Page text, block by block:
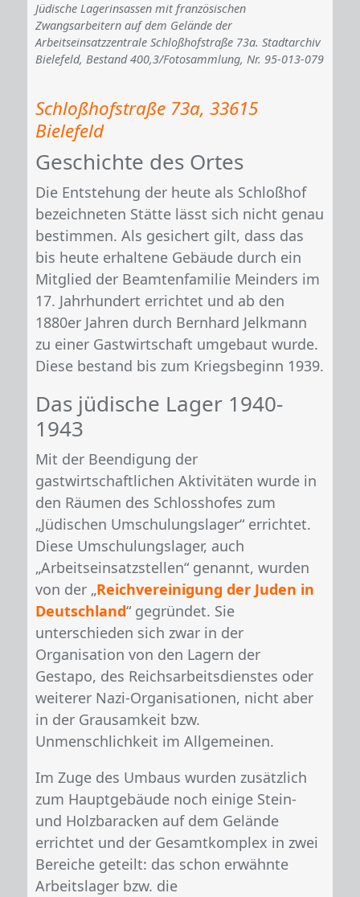
Jüdische Lagerinsassen mit französischen
Zwangsarbeitern auf dem Gelände der
Arbeitseinsatzzentrale Schloßhofstraße 73a. Stadtarchiv
Bielefeld, Bestand 400,3/Fotosammlung, Nr. 95-013-079
Schloßhofstraße 73a, 33615
Bielefeld
Geschichte des Ortes
Die Entstehung der heute als Schloßhof
bezeichneten Stätte lässt sich nicht genau
bestimmen. Als gesichert gilt, dass das
bis heute erhaltene Gebäude durch ein
Mitglied der Beamtenfamilie Meinders im
17. Jahrhundert errichtet und ab den
1880er Jahren durch Bernhard Jelkmann
zu einer Gastwirtschaft umgebaut wurde.
Diese bestand bis zum Kriegsbeginn 1939.
Das jüdische Lager 1940-
1943
Mit der Beendigung der
gastwirtschaftlichen Aktivitäten wurde in
den Räumen des Schlosshofes zum
„Jüdischen Umschulungslager“ errichtet.
Diese Umschulungslager, auch
„Arbeitseinsatzstellen“ genannt, wurden
von der „Reichvereinigung der Juden in
Deutschland“ gegründet. Sie
unterschieden sich zwar in der
Organisation von den Lagern der
Gestapo, des Reichsarbeitsdienstes oder
weiterer Nazi-Organisationen, nicht aber
in der Grausamkeit bzw.
Unmenschlichkeit im Allgemeinen.
Im Zuge des Umbaus wurden zusätzlich
zum Hauptgebäude noch einige Stein-
und Holzbaracken auf dem Gelände
errichtet und der Gesamtkomplex in zwei
Bereiche geteilt: das schon erwähnte
Arbeitslager bzw. die